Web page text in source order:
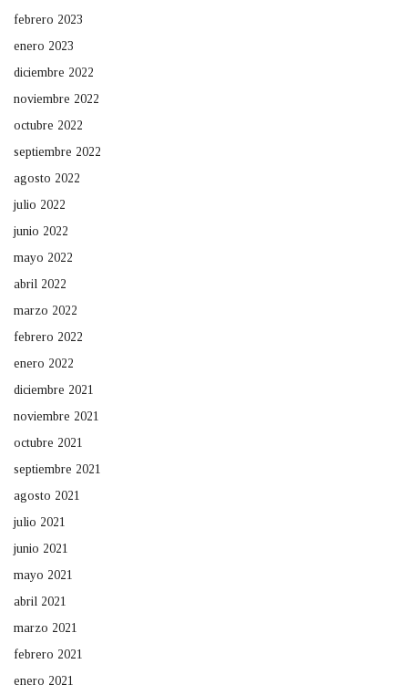
febrero 2023
enero 2023
diciembre 2022
noviembre 2022
octubre 2022
septiembre 2022
agosto 2022
julio 2022
junio 2022
mayo 2022
abril 2022
marzo 2022
febrero 2022
enero 2022
diciembre 2021
noviembre 2021
octubre 2021
septiembre 2021
agosto 2021
julio 2021
junio 2021
mayo 2021
abril 2021
marzo 2021
febrero 2021
enero 2021